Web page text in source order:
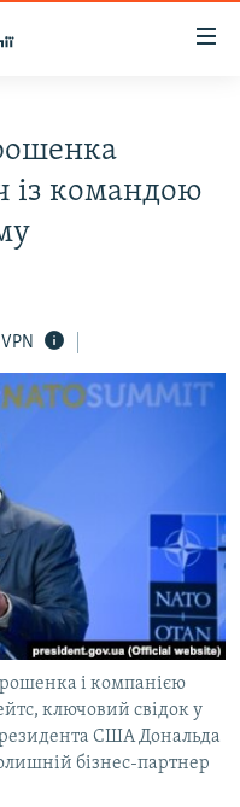
із командою
і компанією
ключовий свідок у
США Дональда
бізнес-партнер